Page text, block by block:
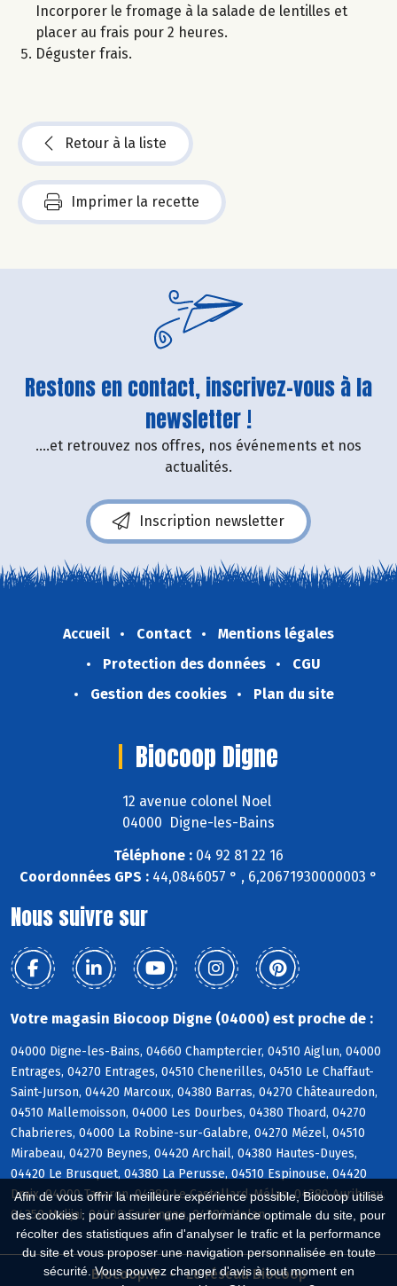
Afin de vous offrir la meilleure expérience possible, Biocoop utilise
des cookies : pour assurer une performance optimale du site, pour
récolter des statistiques afin d'analyser le trafic et la performance
du site et vous proposer une navigation personnalisée en toute
sécurité. Vous pouvez changer d'avis à tout moment en
Incorporer le fromage à la salade de lentilles et
placer au frais pour 2 heures.
Déguster frais.
Retour à la liste
Imprimer la recette
Restons en contact, inscrivez-vous à la
newsletter !
....et retrouvez nos offres, nos événements et nos
actualités.
Inscription newsletter
Accueil Contact
Mentions légales
Protection des données
CGU
Gestion des cookies
Plan du site
Biocoop Digne
12 avenue colonel Noel
04000 Digne-les-Bains
Téléphone : 04 92 81 22 16
Coordonnées GPS : 44,0846057 ° , 6,20671930000003 °
Nous suivre sur
Votre magasin Biocoop Digne (04000) est proche de :
04000 Digne-les-Bains, 04660 Champtercier, 04510 Aiglun, 04000
Entrages, 04270 Entrages, 04510 Chenerilles, 04510 Le Chaffaut-
Saint-Jurson, 04420 Marcoux, 04380 Barras, 04270 Châteauredon,
04510 Mallemoisson, 04000 Les Dourbes, 04380 Thoard, 04270
Chabrieres, 04000 La Robine-sur-Galabre, 04270 Mézel, 04510
Mirabeau, 04270 Beynes, 04420 Archail, 04380 Hautes-Duyes,
04420 Le Brusquet, 04380 La Perusse, 04510 Espinouse, 04420
Draix, 04000 Tanaron, 04380 Le Castellard-Mélan, 04380 Auribeau,
04350 Malijai, 04000 Esclangon, 04380 Melan
Biocoop.fr Le réseau Biocoop